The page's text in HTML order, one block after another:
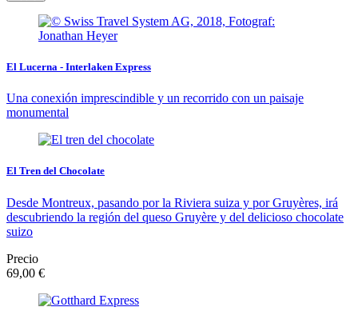
El Lucerna - Interlaken Express
Una conexión imprescindible y un recorrido con un paisaje
monumental
El Tren del Chocolate
Desde Montreux, pasando por la Riviera suiza y por Gruyères, irá
descubriendo la región del queso Gruyère y del delicioso chocolate
suizo
Precio
69,00 €